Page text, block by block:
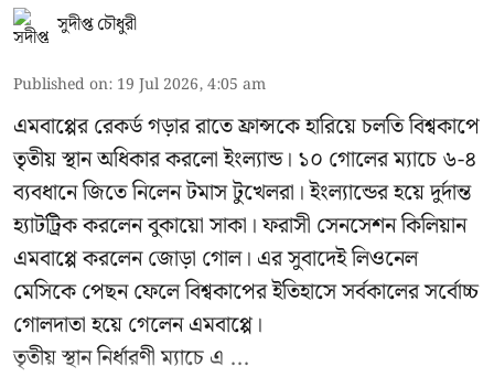
সুদীপ্ত চৌধুরী
Published on: 19 Jul 2026, 4:05 am
এমবাপ্পের রেকর্ড গড়ার রাতে ফ্রান্সকে হারিয়ে চলতি বিশ্বকাপে
তৃতীয় স্থান অধিকার করলো ইংল্যান্ড। ১০ গোলের ম্যাচে ৬-৪
ব্যবধানে জিতে নিলেন টমাস টুখেলরা। ইংল্যান্ডের হয়ে দুর্দান্ত
হ্যাটট্রিক করলেন বুকায়ো সাকা। ফরাসী সেনসেশন কিলিয়ান
এমবাপ্পে করলেন জোড়া গোল। এর সুবাদেই লিওনেল
মেসিকে পেছন ফেলে বিশ্বকাপের ইতিহাসে সর্বকালের সর্বোচ্চ
গোলদাতা হয়ে গেলেন এমবাপ্পে।
তৃতীয় স্থান নির্ধারণী ম্যাচে এ ...